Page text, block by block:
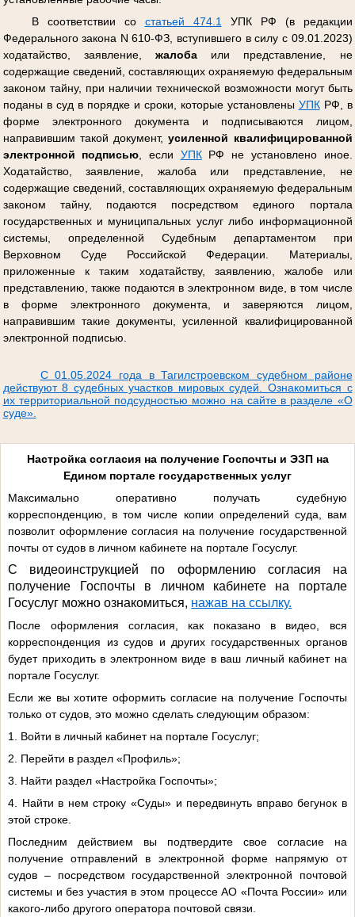
В соответствии со статьей 474.1
УПК РФ (в редакции
Федерального закона N 610-ФЗ, вступившего в силу с 09.01.2023)
ходатайство, заявление, жалобаили представление, не
содержащие сведений, составляющих охраняемую федеральным
законом тайну, при наличии технической возможности могут быть
поданы в суд в порядке и сроки, которые установлены УПКРФ, в
форме электронного документа и подписываются лицом,
направившим такой документ,усиленной квалифицированной
электронной подписью , если УПКРФ не установлено иное.
Ходатайство, заявление, жалоба или представление, не
содержащие сведений, составляющих охраняемую федеральным
законом тайну, подаются посредством единого портала
государственных и муниципальных услуг либо информационной
системы, определенной Судебным департаментом при
Верховном Суде Российской Федерации. Материалы,
приложенные к таким ходатайству, заявлению, жалобе или
представлению, также подаются в электронном виде, в том числе
в форме электронного документа, и заверяются лицом,
направившим такие документы, усиленной квалифицированной
электронной подписью.
С 01.05.2024 года в Тагилстроевском судебном районе
действуют 8 судебных участков мировых судей. Ознакомиться с
их территориальной подсудностью можно на сайте в разделе «О
суде».
Настройка согласия на получение Госпочты и ЭЗП на
Едином портале государственных услуг
Максимально оперативно получать судебную
корреспонденцию, в том числе копии определений суда, вам
позволит оформление согласия на получение государственной
почты от судов в личном кабинете на портале Госуслуг.
С видеоинструкцией по оформлению согласия на
получение Госпочты в личном кабинете на портале
Госуслуг можно ознакомиться, нажав на ссылку.
После оформления согласия, как показано в видео, вся
корреспонденция из судов и других государственных органов
будет приходить в электронном виде в ваш личный кабинет на
портале Госуслуг.
Если же вы хотите оформить согласие на получение Госпочты
только от судов, это можно сделать следующим образом:
1. Войти в личный кабинет на портале Госуслуг;
2. Перейти в раздел «Профиль»;
3. Найти раздел «Настройка Госпочты»;
4. Найти в нем строку «Суды» и передвинуть вправо бегунок в
этой строке.
Последним действием вы подтвердите свое согласие на
получение отправлений в электронной форме напрямую от
судов – посредством государственной электронной почтовой
системы и без участия в этом процессе АО «Почта России» или
какого-либо другого оператора почтовой связи.